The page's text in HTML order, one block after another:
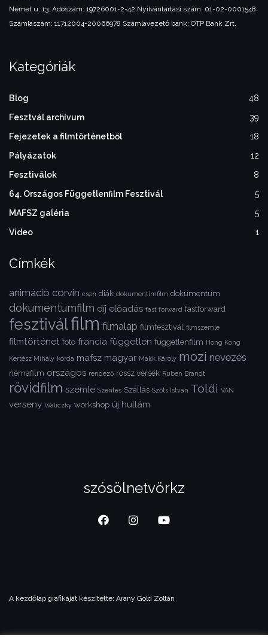
Német u. 13. Adószám: 19726001-2-42 Nyilvántartási szám: 01-02-0001548
Számlaszám: 11712004-20066978 Számlavezető bank: OTP Bank Zrt.
Kategóriák
Blog
48
Fesztvál archívum
39
Fejezetek a filmtörténetből
18
Pályázatok
12
Fesztiválok
8
64. Országos Függetlenfilm Fesztivál
5
MAFSZ galéria
5
Video
1
Címkék
animáció corvin cseh diák dokumentimfilm dokumentum
dokumentumfilm díj előadás fast forward fastforward
fesztiválfilm filmalap filmfesztivál filmszemle
filmtörténet foto francia független függetlenfilm Hong Kong
Kertész Mihály korda mafsz magyar Makk Károly mozi nevezés
némafilm országos rendező rossz versek Ruben Brandt
rövidfilm szemle Szentes Szállás Szőts István Toldi VAN
verseny Waliczky workshop új hullám
szósölnetvörkz
A kezdőlap grafikáját készítette: Arany Gold Zoltán